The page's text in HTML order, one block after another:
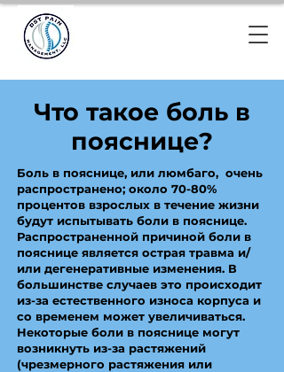
Что такое боль в
пояснице?
Боль в пояснице, или люмбаго, очень
распространено; около 70-80%
процентов взрослых в течение жизни
будут испытывать боли в пояснице.
Распространенной причиной боли в
пояснице является острая травма и/
или дегенеративные изменения. В
большинстве случаев это происходит
из-за естественного износа корпуса и
со временем может увеличиваться.
Некоторые боли в пояснице могут
возникнуть из-за растяжений
(чрезмерного растяжения или